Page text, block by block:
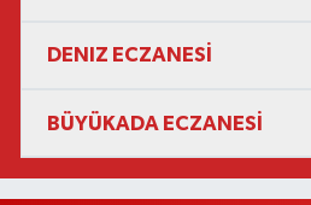
DENIZ ECZANESİ
BÜYÜKADA ECZANESİ